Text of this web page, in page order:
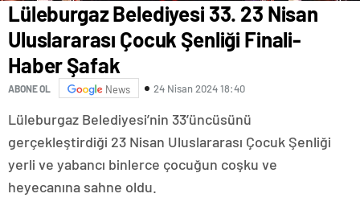
Lüleburgaz Belediyesi 33. 23 Nisan
Uluslararası Çocuk Şenliği Finali-
Haber Şafak
ABONE OL News 24 Nisan 2024 18:40
Lüleburgaz Belediyesi’nin 33’üncüsünü
gerçekleştirdiği 23 Nisan Uluslararası Çocuk Şenliği
yerli ve yabancı binlerce çocuğun coşku ve
heyecanına sahne oldu.